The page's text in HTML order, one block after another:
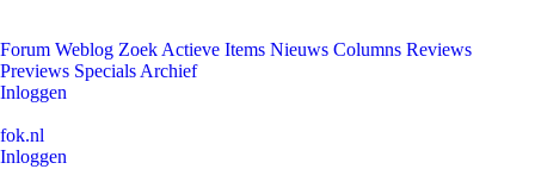
Forum Weblog Zoek Actieve Items Nieuws Columns Reviews
Previews Specials Archief
Inloggen
fok.nl
Inloggen